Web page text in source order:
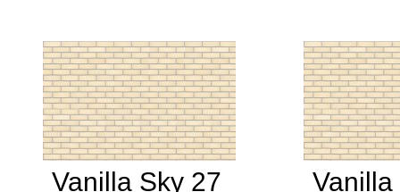
Vanilla Sky 27
Vanilla